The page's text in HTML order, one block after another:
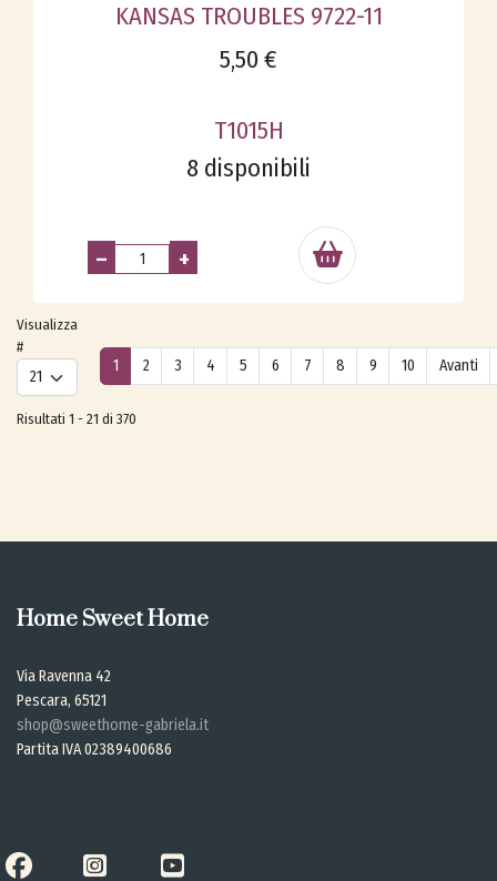
KANSAS TROUBLES 9722-11
5,50 €
T1015H
8 disponibili
– +
Visualizza
#
1 2 3 4 5 6 7 8 9 10 Avanti
Risultati 1 - 21 di 370
Home Sweet Home
Via Ravenna 42
Pescara, 65121
shop@sweethome-gabriela.it
Partita IVA 02389400686